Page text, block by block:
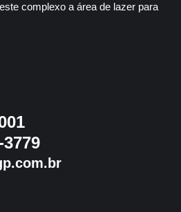
complexo a área de lazer para